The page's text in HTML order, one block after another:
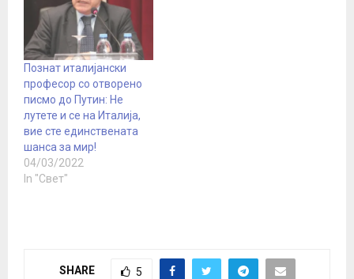
Познат италијански
професор со отворено
писмо до Путин: Не
лутете и се на Италија,
вие сте единствената
шанса за мир!
04/03/2022
In "Свет"
SHARE 5